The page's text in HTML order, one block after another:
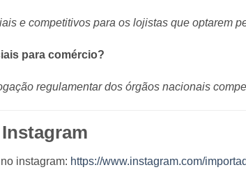
e competitivos para os lojistas que optarem
para comércio?
regulamentar dos órgãos nacionais
instagram: https://www.instagram.com/